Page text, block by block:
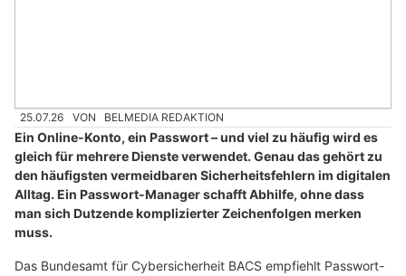
25.07.26 VON BELMEDIA REDAKTION
Ein Online-Konto, ein Passwort – und viel zu häufig wird es
gleich für mehrere Dienste verwendet. Genau das gehört zu
den häufigsten vermeidbaren Sicherheitsfehlern im digitalen
Alltag. Ein Passwort-Manager schafft Abhilfe, ohne dass
man sich Dutzende komplizierter Zeichenfolgen merken
muss.
Das Bundesamt für Cybersicherheit BACS empfiehlt Passwort-